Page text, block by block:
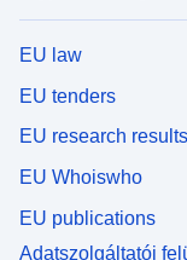
EU law
EU tenders
EU research results
EU Whoiswho
EU publications
Adatszolgáltatói